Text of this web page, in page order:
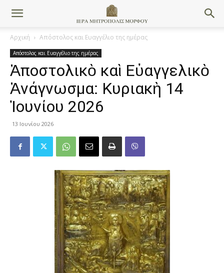
Αρχική Απόστολος και Ευαγγέλιο της ημέρας
Απόστολος και Ευαγγέλιο της ημέρας
Ἀποστολικὸ καὶ Εὐαγγελικὸ
Ἀνάγνωσμα: Κυριακὴ 14
Ἰουνίου 2026
13 Ιουνίου 2026